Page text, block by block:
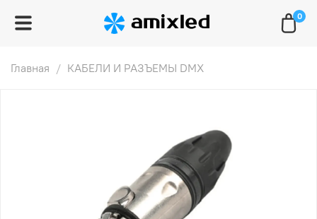
0
Главная КАБЕЛИ И РАЗЪЕМЫ DMX